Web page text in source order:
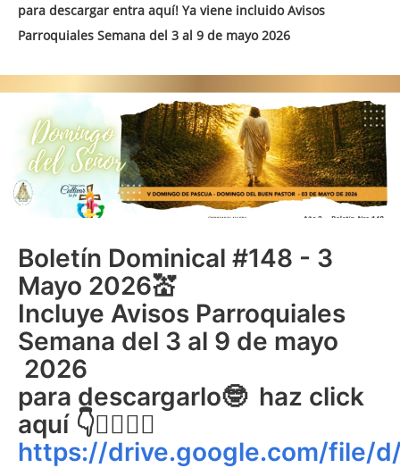
para descargar entra aquí! Ya viene incluido Avisos
Parroquiales Semana del 3 al 9 de mayo 2026
Boletín Dominical #148 - 3
Mayo 2026💒
Incluye Avisos Parroquiales
Semana del 3 al 9 de mayo
2026
para descargarlo🤓 haz click
aquí 👇👇🏻👇🏻
https://drive.google.com/file/